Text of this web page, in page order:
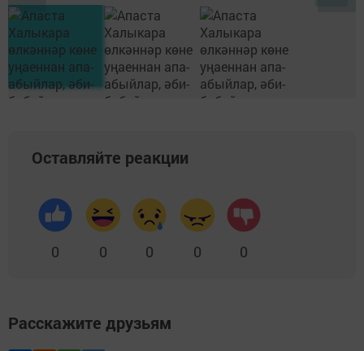
Оставляйте реакции
0 0 0 0 0
Расскажите друзьям